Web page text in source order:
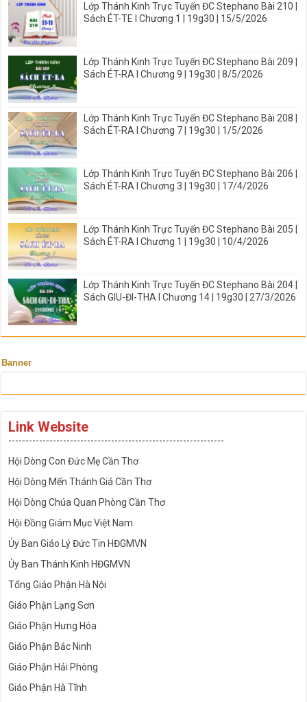
Lớp Thánh Kinh Trực Tuyến ĐC Stephano Bài 210 |
Sách ÉT-TE I Chương 1 | 19g30 | 15/5/2026
Lớp Thánh Kinh Trực Tuyến ĐC Stephano Bài 209 |
Sách ÉT-RA I Chương 9 | 19g30 | 8/5/2026
Lớp Thánh Kinh Trực Tuyến ĐC Stephano Bài 208 |
Sách ÉT-RA I Chương 7 | 19g30 | 1/5/2026
Lớp Thánh Kinh Trực Tuyến ĐC Stephano Bài 206 |
Sách ÉT-RA I Chương 3 | 19g30 | 17/4/2026
Lớp Thánh Kinh Trực Tuyến ĐC Stephano Bài 205 |
Sách ÉT-RA I Chương 1 | 19g30 | 10/4/2026
Lớp Thánh Kinh Trực Tuyến ĐC Stephano Bài 204 |
Sách GIU-ĐI-THA I Chương 14 | 19g30 | 27/3/2026
Banner
Link Website
---------------------------------------------------------------
Hội Dòng Con Đức Mẹ Cần Thơ
Hội Dòng Mến Thánh Giá Cần Thơ
Hội Dòng Chúa Quan Phòng Cần Thơ
Hội Đồng Giám Mục Việt Nam
Ủy Ban Giáo Lý Đức Tin HĐGMVN
Ủy Ban Thánh Kinh HĐGMVN
Tổng Giáo Phận Hà Nội
Giáo Phận Lạng Sơn
Giáo Phận Hưng Hóa
Giáo Phận Bắc Ninh
Giáo Phận Hải Phòng
Giáo Phận Hà Tĩnh